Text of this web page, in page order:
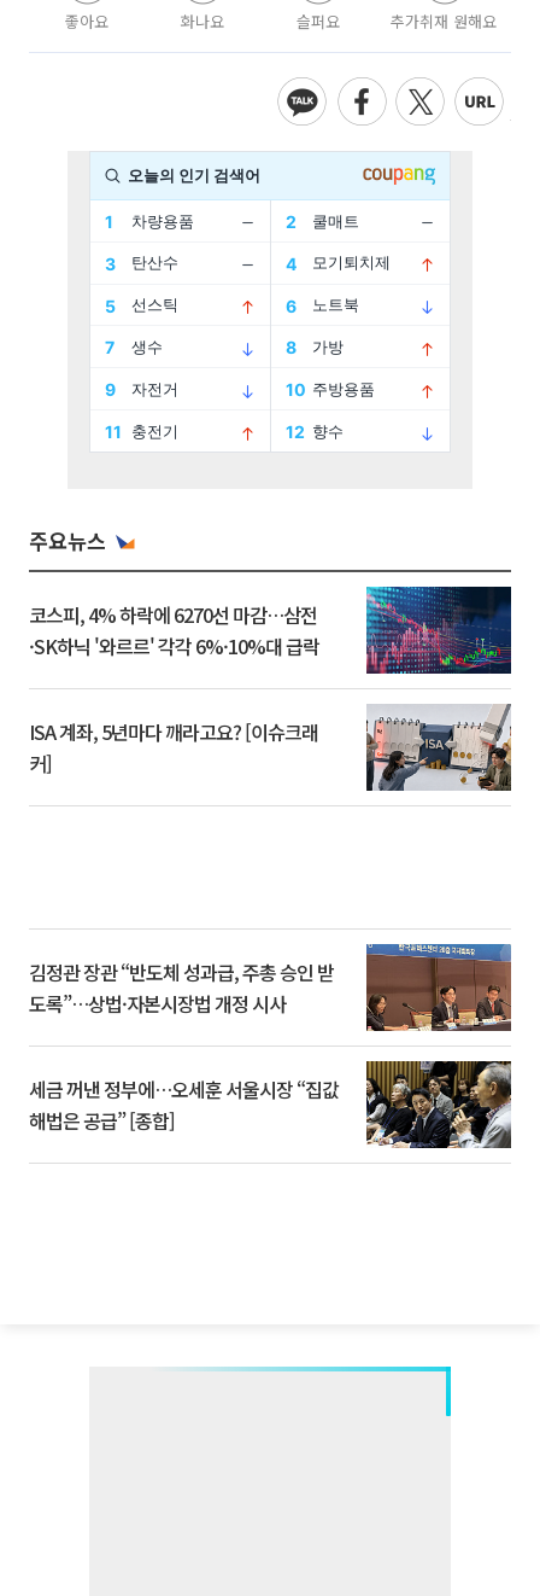
좋아요 화나요 슬퍼요 추가취재 원해요
주요뉴스
코스피, 4% 하락에 6270선 마감…삼전
·SK하닉 '와르르' 각각 6%·10%대 급락
ISA 계좌, 5년마다 깨라고요? [이슈크래
커]
김정관 장관 “반도체 성과급, 주총 승인 받
도록”…상법·자본시장법 개정 시사
세금 꺼낸 정부에…오세훈 서울시장 “집값
해법은 공급” [종합]